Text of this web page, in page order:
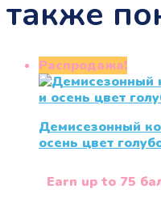
также
Распродажа!
Демисезонный
осень цвет
Earn up to 75